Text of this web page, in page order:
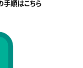
手順はこちら